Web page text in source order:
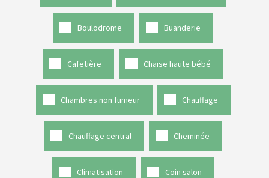
Boulodrome Buanderie
Cafetière Chaise haute bébé
Chambres non fumeur Chauffage
Chauffage central Cheminée
Climatisation Coin salon